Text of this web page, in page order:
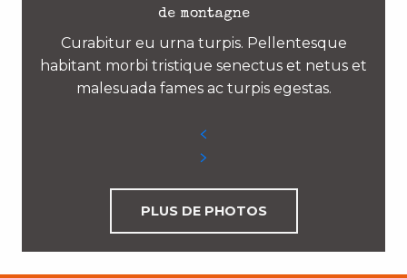
de montagne
Curabitur eu urna turpis. Pellentesque
habitant morbi tristique senectus et netus et
malesuada fames ac turpis egestas.
PLUS DE PHOTOS